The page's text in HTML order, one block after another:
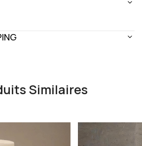
Similaires